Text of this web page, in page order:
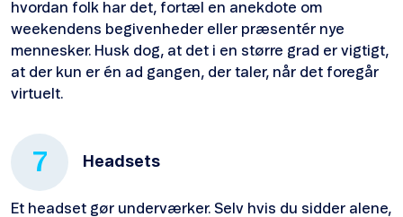
hvordan folk har det, fortæl en anekdote om
weekendens begivenheder eller præsentér nye
mennesker. Husk dog, at det i en større grad er vigtigt,
at der kun er én ad gangen, der taler, når det foregår
virtuelt.
7 Headsets
Et headset gør underværker. Selv hvis du sidder alene,